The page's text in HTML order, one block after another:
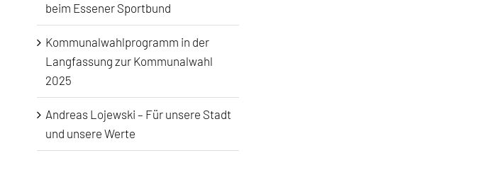
beim Essener Sportbund
Kommunalwahlprogramm in der
Langfassung zur Kommunalwahl
2025
Andreas Lojewski – Für unsere Stadt
und unsere Werte